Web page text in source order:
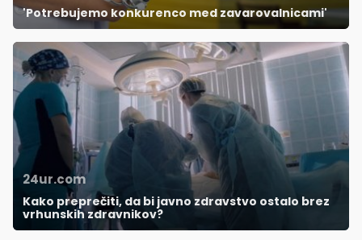
'Potrebujemo konkurenco med zavarovalnicami'
24ur.com
Kako preprečiti, da bi javno zdravstvo ostalo brez
vrhunskih zdravnikov?